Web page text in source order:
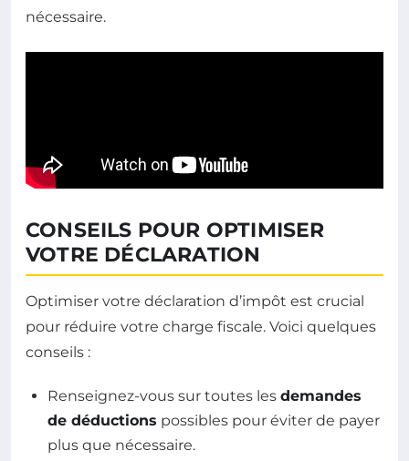
nécessaire.
CONSEILS POUR OPTIMISER
VOTRE DÉCLARATION
Optimiser votre déclaration d’impôt est crucial
pour réduire votre charge fiscale. Voici quelques
conseils :
Renseignez-vous sur toutes les demandes
de déductions possibles pour éviter de payer
plus que nécessaire.